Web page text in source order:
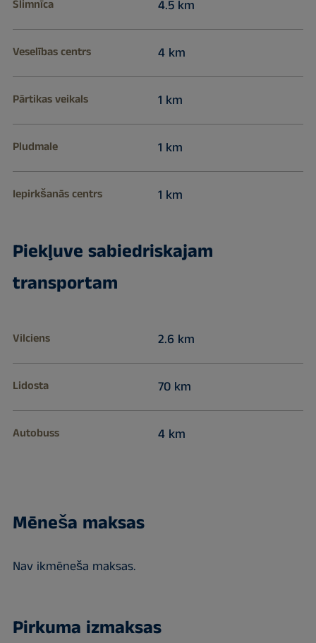
Slimnīca 4.5 km
Veselības centrs 4 km
Pārtikas veikals 1 km
Pludmale 1 km
Iepirkšanās centrs 1 km
Piekļuve sabiedriskajam
transportam
Vilciens 2.6 km
Lidosta 70 km
Autobuss 4 km
Mēneša maksas
Nav ikmēneša maksas.
Pirkuma izmaksas